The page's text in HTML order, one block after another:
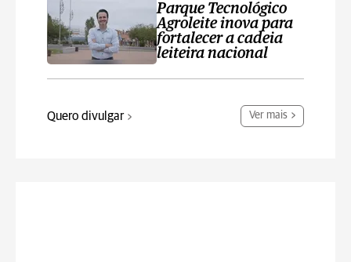
Parque Tecnológico
Agroleite inova para
fortalecer a cadeia
leiteira nacional
Quero divulgar Ver mais